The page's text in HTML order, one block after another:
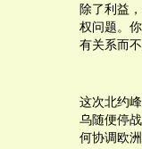
除了利益
权问题。
有关系而
这次北约
乌随便停
何协调欧